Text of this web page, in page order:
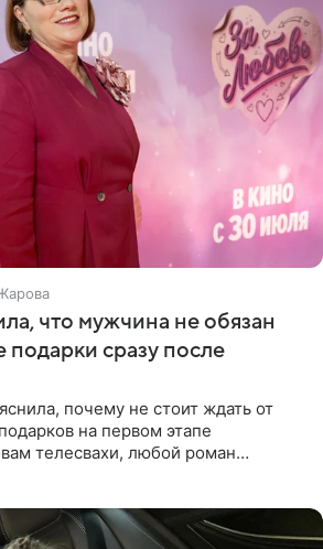
что мужчина не обязан
подарки сразу после
почему не стоит ждать от
на первом этапе
телесвахи, любой роман